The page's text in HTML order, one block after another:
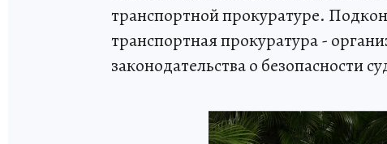
транспортной прокуратуре.
транспортная прокуратура -
законодательства о безопасности